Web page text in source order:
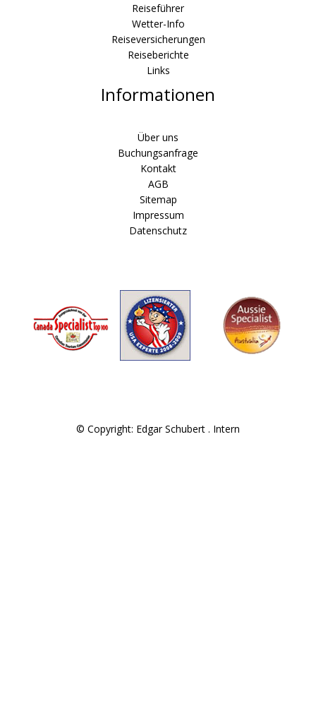
Reiseführer
Wetter-Info
Reiseversicherungen
Reiseberichte
Links
Informationen
Über uns
Buchungsanfrage
Kontakt
AGB
Sitemap
Impressum
Datenschutz
© Copyright: Edgar Schubert . Intern